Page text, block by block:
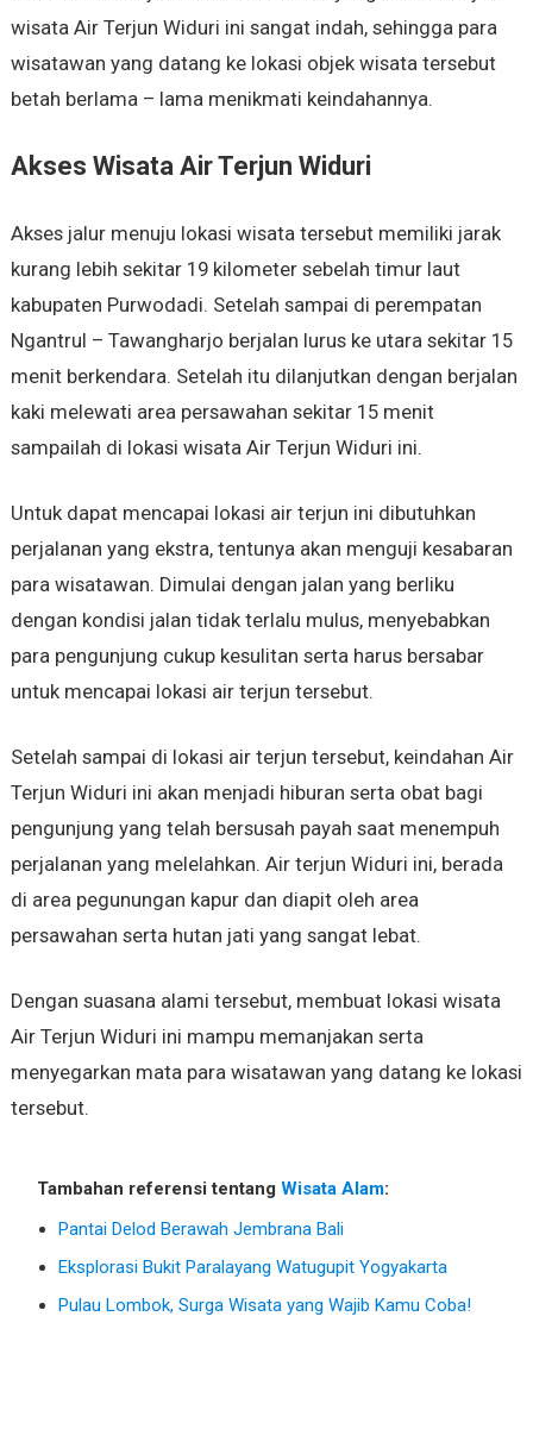
wisata Air Terjun Widuri ini sangat indah, sehingga para
wisatawan yang datang ke lokasi objek wisata tersebut
betah berlama – lama menikmati keindahannya.
Akses Wisata Air Terjun Widuri
Akses jalur menuju lokasi wisata tersebut memiliki jarak
kurang lebih sekitar 19 kilometer sebelah timur laut
kabupaten Purwodadi. Setelah sampai di perempatan
Ngantrul – Tawangharjo berjalan lurus ke utara sekitar 15
menit berkendara. Setelah itu dilanjutkan dengan berjalan
kaki melewati area persawahan sekitar 15 menit
sampailah di lokasi wisata Air Terjun Widuri ini.
Untuk dapat mencapai lokasi air terjun ini dibutuhkan
perjalanan yang ekstra, tentunya akan menguji kesabaran
para wisatawan. Dimulai dengan jalan yang berliku
dengan kondisi jalan tidak terlalu mulus, menyebabkan
para pengunjung cukup kesulitan serta harus bersabar
untuk mencapai lokasi air terjun tersebut.
Setelah sampai di lokasi air terjun tersebut, keindahan Air
Terjun Widuri ini akan menjadi hiburan serta obat bagi
pengunjung yang telah bersusah payah saat menempuh
perjalanan yang melelahkan. Air terjun Widuri ini, berada
di area pegunungan kapur dan diapit oleh area
persawahan serta hutan jati yang sangat lebat.
Dengan suasana alami tersebut, membuat lokasi wisata
Air Terjun Widuri ini mampu memanjakan serta
menyegarkan mata para wisatawan yang datang ke lokasi
tersebut.
Tambahan referensi tentang Wisata Alam:
Pantai Delod Berawah Jembrana Bali
Eksplorasi Bukit Paralayang Watugupit Yogyakarta
Pulau Lombok, Surga Wisata yang Wajib Kamu Coba!